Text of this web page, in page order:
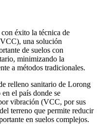
éxito la técnica de
una solución
de suelos con
minimizando la
a métodos tradicionales.
relleno sanitario de Lorong
el país donde se
vibración (VCC, por sus
terreno que permite reducir
en suelos complejos.